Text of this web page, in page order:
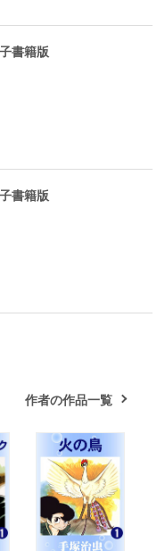
書籍版
書籍版
作者の作品一覧